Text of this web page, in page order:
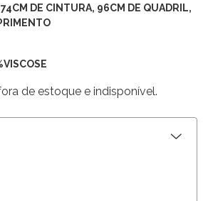
DE CINTURA, 96CM DE QUADRIL,
de estoque e indisponível.